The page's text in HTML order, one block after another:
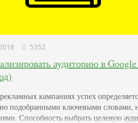
5352
аудиторию в
кампаниях успех
подобранными ключевыми словами,
Способность выбрать целевую